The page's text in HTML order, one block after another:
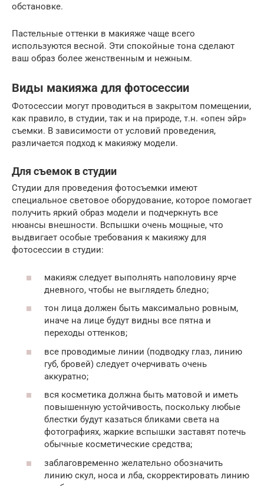
обстановке.
Пастельные оттенки в макияже чаще всего
используются весной. Эти спокойные тона сделают
ваш образ более женственным и нежным.
Виды макияжа для фотосессии
Фотосессии могут проводиться в закрытом помещении,
как правило, в студии, так и на природе, т.н. «опен эйр»
съемки. В зависимости от условий проведения,
различается подход к макияжу модели.
Для съемок в студии
Студии для проведения фотосъемки имеют
специальное световое оборудование, которое помогает
получить яркий образ модели и подчеркнуть все
нюансы внешности. Вспышки очень мощные, что
выдвигает особые требования к макияжу для
фотосессии в студии:
макияж следует выполнять наполовину ярче
дневного, чтобы не выглядеть бледно;
тон лица должен быть максимально ровным,
иначе на лице будут видны все пятна и
переходы оттенков;
все проводимые линии (подводку глаз, линию
губ, бровей) следует очерчивать очень
аккуратно;
вся косметика должна быть матовой и иметь
повышенную устойчивость, поскольку любые
блестки будут казаться бликами света на
фотографиях, жаркие вспышки заставят потечь
обычные косметические средства;
заблаговременно желательно обозначить
линию скул, носа и лба, скорректировать линию